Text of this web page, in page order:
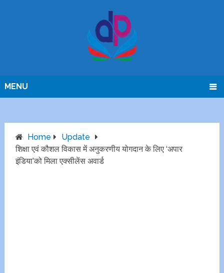
MENU
Home
Update
शिक्षा एवं कौशल विकास में अनुकरणीय योगदान के लिए ‘अपार
इंडिया’को मिला एक्सीलेंस अवार्ड